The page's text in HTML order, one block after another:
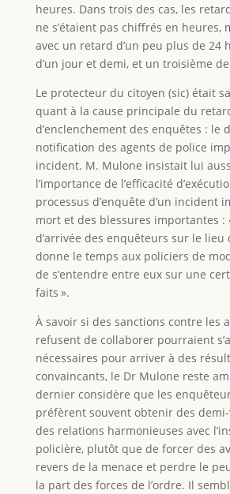
heures. Dans trois des cas, les
ne s’étaient pas chiffrés en heures,
avec un retard d’un peu plus de 24
d’un jour et demi, et un troisième
Le protecteur du citoyen (sic) était
quant à la cause principale du
d’enclenchement des enquêtes : le
notification des agents de police
incident. M. Mulone insistait lui
l’importance de l’efficacité
processus d’enquête d’un incident
mort et des blessures importantes :
d’arrivée des enquêteurs sur le lieu
donne le temps aux policiers de
de s’entendre entre eux sur une
faits ».
À savoir si des sanctions contre les
refusent de collaborer pourraient
nécessaires pour arriver à des
convaincants, le Dr Mulone reste
dernier considère que les
préfèrent souvent obtenir des
des relations harmonieuses avec
policière, plutôt que de forcer des
revers de la menace et perdre le
la part des forces de l’ordre. Il